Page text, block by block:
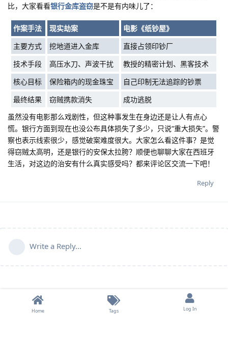
比，大家看看银行金库盗窃是不是有内味儿了：
作案手法 现实劫案
电影《纸钞屋》
主要方式
挖地道进入金库
直接占领印钞厂
技术手段
高压水刀、声波干扰
教授的精密计划、黑客技术
核心目标
保险箱内的现金珠宝
自己印制无法追踪的钞票
最终结果
窃贼携款消失
成功逃脱
虽然没有电影那么戏剧性，但这种事发生在身边还是让人有点心
慌。银行方面到现在也没公布具体损失了多少，只说“重大损失”。警
察也表示线索很少，感觉破案难度很大。大家怎么看这件事？是觉
得窃贼太高明，还是银行的安保太拉胯？顺便也聊聊大家在西班牙
生活，对这边的治安有什么真实感受吗？都来评论区交流一下吧！
Reply
Write a Reply...
Home Tags Log In